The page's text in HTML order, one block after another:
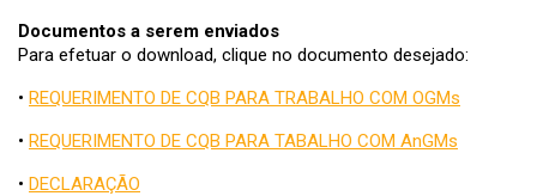
Documentos a serem enviados
Para efetuar o download, clique no documento desejado:
• REQUERIMENTO DE CQB PARA TRABALHO COM OGMs
• REQUERIMENTO DE CQB PARA TABALHO COM AnGMs
• DECLARAÇÃO